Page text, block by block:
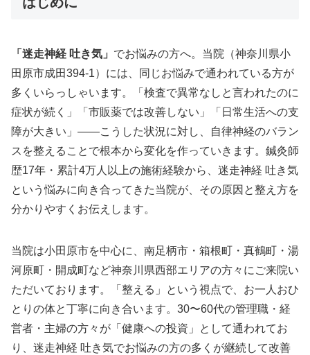
「迷走神経 吐き気」 でお悩みの方へ。当院（神奈川県小
田原市成田394-1）には、同じお悩みで通われている方が
多くいらっしゃいます。「検査で異常なしと言われたのに
症状が続く」「市販薬では改善しない」「日常生活への支
障が大きい」——こうした状況に対し、自律神経のバラン
スを整えることで根本から変化を作っていきます。鍼灸師
歴17年・累計4万人以上の施術経験から、迷走神経 吐き気
という悩みに向き合ってきた当院が、その原因と整え方を
分かりやすくお伝えします。
当院は小田原市を中心に、南足柄市・箱根町・真鶴町・湯
河原町・開成町など神奈川県西部エリアの方々にご来院い
ただいております。「整える」という視点で、お一人おひ
とりの体と丁寧に向き合います。30〜60代の管理職・経
営者・主婦の方々が「健康への投資」として通われてお
り、迷走神経 吐き気でお悩みの方の多くが継続して改善